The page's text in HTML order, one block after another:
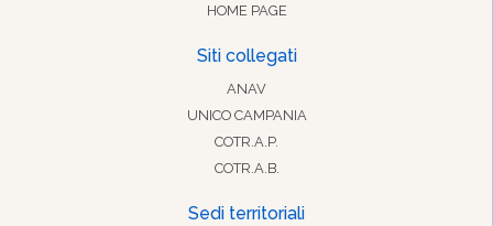
HOME PAGE
Siti collegati
ANAV
UNICO CAMPANIA
COTR.A.P.
COTR.A.B.
Sedi territoriali